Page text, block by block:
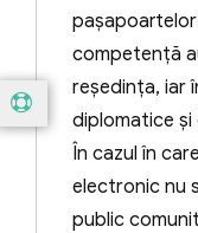
b) în cazul
de 14 ani, la
acordul
încredinţat
rămasă
competenţă
reşedinţa, iar
diplomatice şi
În cazul în
electronic nu
public